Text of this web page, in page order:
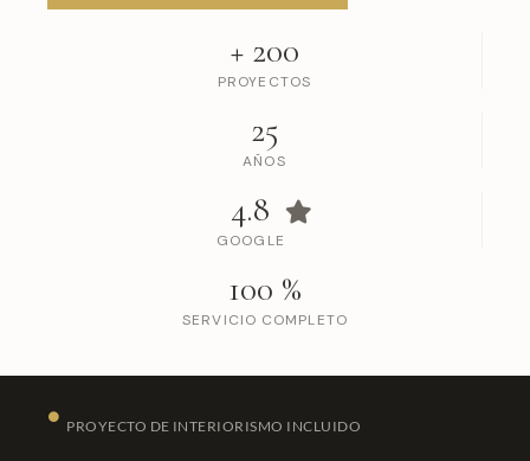
+ 200
PROYECTOS
25
AÑOS
4.8
GOOGLE
100 %
SERVICIO COMPLETO
PROYECTO DE INTERIORISMO INCLUIDO